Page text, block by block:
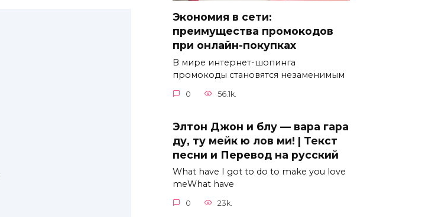
Экономия в сети:
преимущества промокодов
при онлайн-покупках
В мире интернет-шопинга
промокоды становятся незаменимым
0 56.1k.
Элтон Джон и блу — вара гара
ду, ту мейк ю лов ми! | Текст
песни и Перевод на русский
What have I got to do to make you love
meWhat have
0 23k.